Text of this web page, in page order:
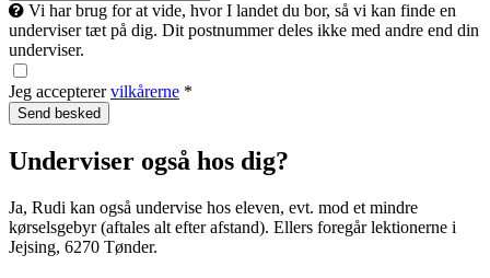
Vi har brug for at vide, hvor I landet du bor, så vi kan finde en
underviser tæt på dig. Dit postnummer deles ikke med andre end din
underviser.
Jeg accepterervilkårerne *
Underviser også hos dig?
Ja, Rudi kan også undervise hos eleven, evt. mod et mindre
kørselsgebyr (aftales alt efter afstand). Ellers foregår lektionerne i
Jejsing, 6270 Tønder.